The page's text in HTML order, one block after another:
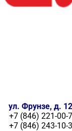
ул. Фрунзе, д.
+7 (846) 221-00-
+7 (846) 243-10-